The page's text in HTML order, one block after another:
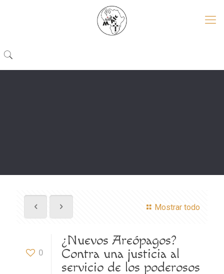
Mostrar todo
0
¿Nuevos Areópagos?
Contra una justicia al
servicio de los poderosos